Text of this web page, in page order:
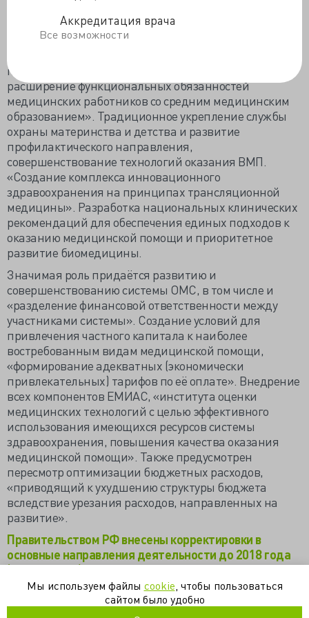
Аккредитация врача
Все возможности
Это повышение структурной эффективности системы
первичной медико-санитарной помощи, «включая
расширение функциональных обязанностей
медицинских работников со средним медицинским
образованием». Традиционное укрепление службы
охраны материнства и детства и развитие
профилактического направления,
совершенствование технологий оказания ВМП.
«Создание комплекса инновационного
здравоохранения на принципах трансляционной
медицины». Разработка национальных клинических
рекомендаций для обеспечения единых подходов к
оказанию медицинской помощи и приоритетное
развитие биомедицины.
Значимая роль придаётся развитию и
совершенствованию системы ОМС, в том числе и
«разделение финансовой ответственности между
участниками системы». Создание условий для
привлечения частного капитала к наиболее
востребованным видам медицинской помощи,
«формирование адекватных (экономически
привлекательных) тарифов по её оплате». Внедрение
всех компонентов ЕМИАС, «института оценки
медицинских технологий с целью эффективного
использования имеющихся ресурсов системы
здравоохранения, повышения качества оказания
медицинской помощи». Также предусмотрен
пересмотр оптимизации бюджетных расходов,
«приводящий к ухудшению структуры бюджета
вследствие урезания расходов, направленных на
развитие».
Правительством РФ внесены корректировки в
основные направления деятельности до 2018 года
(gmpnews.ru)
ОСНОВНЫЕ НАПРАВЛЕНИЯ деятельности
Правительства Российской Федерации на период до
Мы используем файлы cookie , чтобы пользоваться
сайтом было удобно